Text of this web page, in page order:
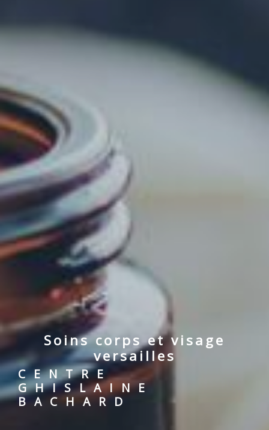
soins corps et visage
versailles
CENTRE
GHISLAINE
BACHARD